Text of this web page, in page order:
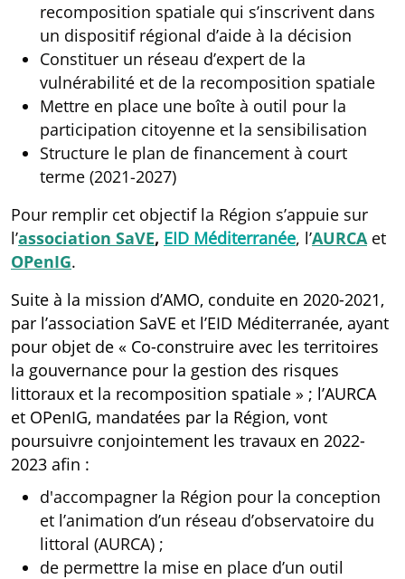
recomposition spatiale qui s’inscrivent dans
un dispositif régional d’aide à la décision
Constituer un réseau d’expert de la
vulnérabilité et de la recomposition spatiale
Mettre en place une boîte à outil pour la
participation citoyenne et la sensibilisation
Structure le plan de financement à court
terme (2021-2027)
Pour remplir cet objectif la Région s’appuie sur
l’association SaVE, EID Méditerranée, l’AURCAet
OPenIG.
Suite à la mission d’AMO, conduite en 2020-2021,
par l’association SaVE et l’EID Méditerranée, ayant
pour objet de « Co-construire avec les territoires
la gouvernance pour la gestion des risques
littoraux et la recomposition spatiale » ; l’AURCA
et OPenIG, mandatées par la Région, vont
poursuivre conjointement les travaux en 2022-
2023 afin :
d'accompagner la Région pour la conception
et l’animation d’un réseau d’observatoire du
littoral (AURCA) ;
de permettre la mise en place d’un outil